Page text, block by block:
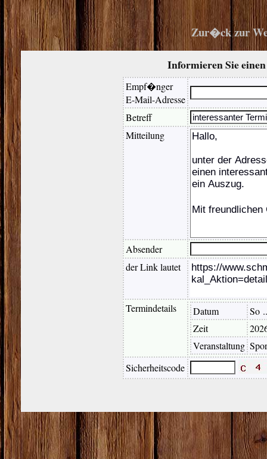
Zur�ck zur
Informieren Sie
Empf�nger
E-Mail-Adresse
Betreff
Mitteilung
Absender
der Link lautet
Termindetails Datum
So
Zeit
Veranstaltung
Sicherheitscode